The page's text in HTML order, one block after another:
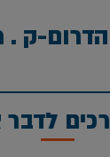
ק .
לדבר